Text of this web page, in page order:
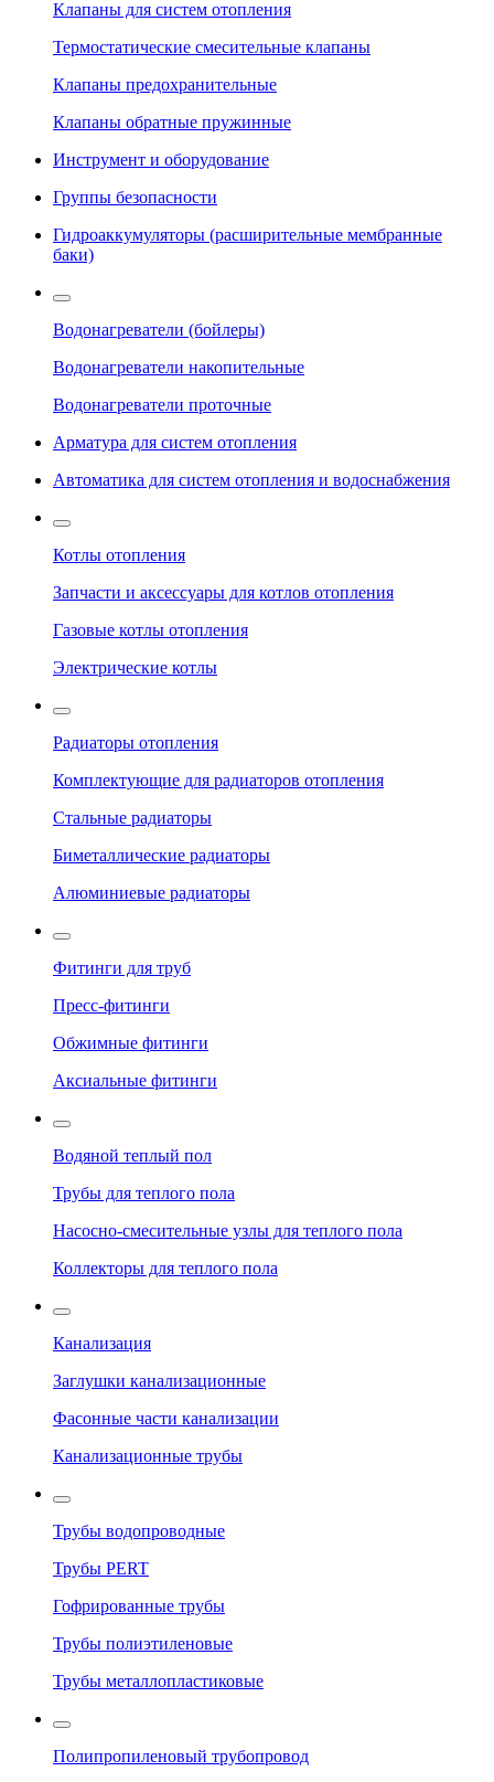
Клапаны для систем отопления
Термостатические смесительные клапаны
Клапаны предохранительные
Клапаны обратные пружинные
Инструмент и оборудование
Группы безопасности
Гидроаккумуляторы (расширительные мембранные
баки)
Водонагреватели (бойлеры)
Водонагреватели накопительные
Водонагреватели проточные
Арматура для систем отопления
Автоматика для систем отопления и водоснабжения
Котлы отопления
Запчасти и аксессуары для котлов отопления
Газовые котлы отопления
Электрические котлы
Радиаторы отопления
Комплектующие для радиаторов отопления
Стальные радиаторы
Биметаллические радиаторы
Алюминиевые радиаторы
Фитинги для труб
Пресс-фитинги
Обжимные фитинги
Аксиальные фитинги
Водяной теплый пол
Трубы для теплого пола
Насосно-смесительные узлы для теплого пола
Коллекторы для теплого пола
Канализация
Заглушки канализационные
Фасонные части канализации
Канализационные трубы
Трубы водопроводные
Трубы PERT
Гофрированные трубы
Трубы полиэтиленовые
Трубы металлопластиковые
Полипропиленовый трубопровод